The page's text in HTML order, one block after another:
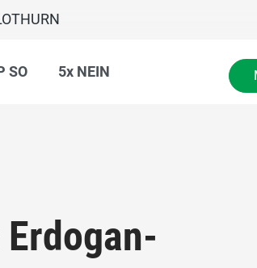
SO 5x NEIN